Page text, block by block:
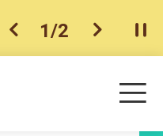
上一個
1/2 下一個開
目